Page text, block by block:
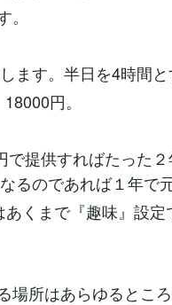
ます。半日を4時間と
円。
提供すればたった
るのであれば１年で
あくまで『趣味』設
場所はあらゆるとこ